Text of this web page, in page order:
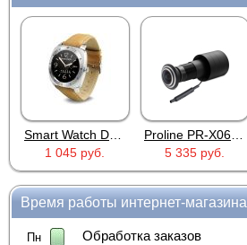
1 045 руб.
5 335 руб.
Время работы интернет-магазина
Пн
Обработка заказов